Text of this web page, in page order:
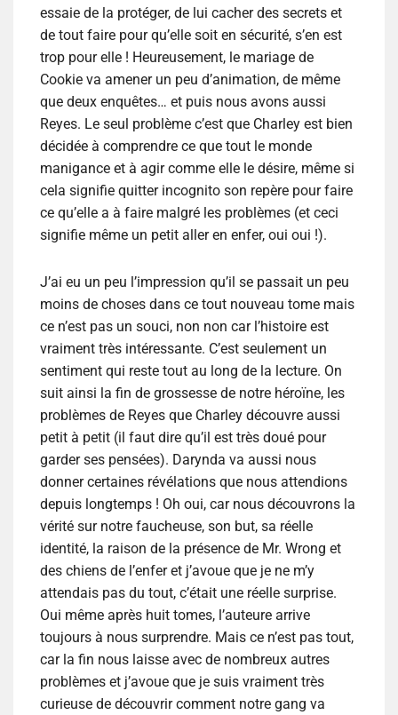
essaie de la protéger, de lui cacher des secrets et
de tout faire pour qu’elle soit en sécurité, s’en est
trop pour elle ! Heureusement, le mariage de
Cookie va amener un peu d’animation, de même
que deux enquêtes… et puis nous avons aussi
Reyes. Le seul problème c’est que Charley est bien
décidée à comprendre ce que tout le monde
manigance et à agir comme elle le désire, même si
cela signifie quitter incognito son repère pour faire
ce qu’elle a à faire malgré les problèmes (et ceci
signifie même un petit aller en enfer, oui oui !).
J’ai eu un peu l’impression qu’il se passait un peu
moins de choses dans ce tout nouveau tome mais
ce n’est pas un souci, non non car l’histoire est
vraiment très intéressante. C’est seulement un
sentiment qui reste tout au long de la lecture. On
suit ainsi la fin de grossesse de notre héroïne, les
problèmes de Reyes que Charley découvre aussi
petit à petit (il faut dire qu’il est très doué pour
garder ses pensées). Darynda va aussi nous
donner certaines révélations que nous attendions
depuis longtemps ! Oh oui, car nous découvrons la
vérité sur notre faucheuse, son but, sa réelle
identité, la raison de la présence de Mr. Wrong et
des chiens de l’enfer et j’avoue que je ne m’y
attendais pas du tout, c’était une réelle surprise.
Oui même après huit tomes, l’auteure arrive
toujours à nous surprendre. Mais ce n’est pas tout,
car la fin nous laisse avec de nombreux autres
problèmes et j’avoue que je suis vraiment très
curieuse de découvrir comment notre gang va